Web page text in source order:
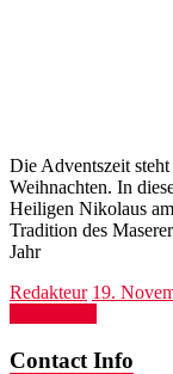
Die Adventszeit
Weihnachten. In
Heiligen Nikolaus
Tradition des
Jahr
Redakteur 19.
Contact Info